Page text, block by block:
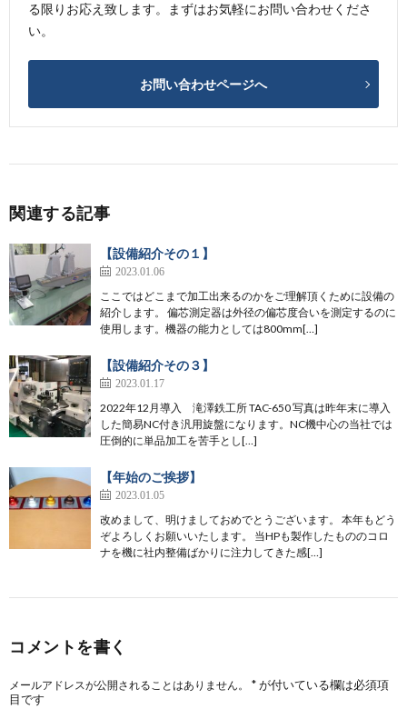
る限りお応え致します。まずはお気軽にお問い合わせくださ
い。
お問い合わせページへ
関連する記事
【設備紹介その１】
2023.01.06
ここではどこまで加工出来るのかをご理解頂くために設備の
紹介します。 偏芯測定器は外径の偏芯度合いを測定するのに
使用します。機器の能力としては800mm[…]
【設備紹介その３】
2023.01.17
2022年12月導入 滝澤鉄工所 TAC-650 写真は昨年末に導入
した簡易NC付き汎用旋盤になります。NC機中心の当社では
圧倒的に単品加工を苦手とし[…]
【年始のご挨拶】
2023.01.05
改めまして、明けましておめでとうございます。 本年もどう
ぞよろしくお願いいたします。 当HPも製作したもののコロ
ナを機に社内整備ばかりに注力してきた感[…]
コメントを書く
メールアドレスが公開されることはありません。 *が付いている欄は必須項
目です